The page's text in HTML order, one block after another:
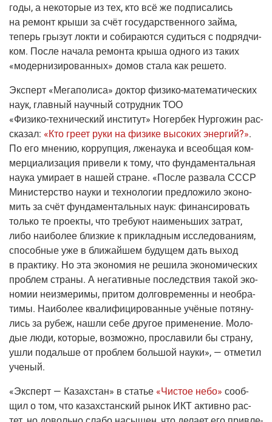
годы, а неко­то­рые из тех, кто всё же под­пи­са­лись
на ремонт кры­ши за счёт госу­дар­ствен­но­го зай­ма,
теперь гры­зут лок­ти и соби­ра­ют­ся судить­ся с под­ряд­чи­
ком. После нача­ла ремон­та кры­ша одно­го из таких
«модер­ни­зи­ро­ван­ных» домов ста­ла как решето.
Экс­перт «Мега­по­ли­са» док­тор физи­ко-мате­ма­ти­че­ских
наук, глав­ный науч­ный сотруд­ник ТОО
«Физи­ко-тех­ни­че­ский инсти­тут» Ногер­бек Нур­го­жин рас­
ска­зал: «Кто гре­ет руки на физи­ке высо­ких энер­гий?».
По его мне­нию, кор­руп­ция, лже­на­у­ка и все­об­щая ком­
мер­ци­а­ли­за­ция при­ве­ли к тому, что фун­да­мен­таль­ная
нау­ка уми­ра­ет в нашей стране. «После раз­ва­ла СССР
Мини­стер­ство нау­ки и тех­но­ло­гии пред­ло­жи­ло эко­но­
мить за счёт фун­да­мен­таль­ных наук: финан­си­ро­вать
толь­ко те про­ек­ты, что тре­бу­ют наи­мень­ших затрат,
либо наи­бо­лее близ­кие к при­клад­ным иссле­до­ва­ни­ям,
спо­соб­ные уже в бли­жай­шем буду­щем дать выход
в прак­ти­ку. Но эта эко­но­мия не реши­ла эко­но­ми­че­ских
про­блем стра­ны. А нега­тив­ные послед­ствия такой эко­
но­мии неиз­ме­ри­мы, при­том дол­го­вре­мен­ны и необ­ра­
ти­мы. Наи­бо­лее ква­ли­фи­ци­ро­ван­ные учё­ные потя­ну­
лись за рубеж, нашли себе дру­гое при­ме­не­ние. Моло­
дые люди, кото­рые, воз­мож­но, про­сла­ви­ли бы стра­ну,
ушли подаль­ше от про­блем боль­шой нау­ки», — отме­тил
ученый.
«Экс­перт — Казах­стан» в ста­тье «Чистое небо» сооб­
щил о том, что казах­стан­ский рынок ИКТ актив­но рас­